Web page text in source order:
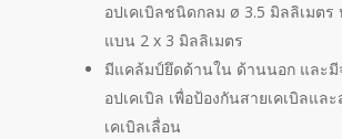
อปเคเบิลชนิดกลม ø 3.5 มิลลิเมตร
แบน 2 x 3 มิลลิเมตร
มีแคล้มป์ยึดด้านใน ด้านนอก และมี
อปเคเบิล เพื่อป้องกันสายเคเบิลแล
เคเบิลเลื่อน